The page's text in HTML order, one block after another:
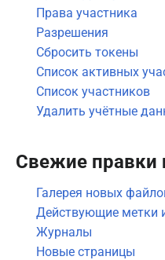
Права участника
Разрешения
Сбросить токены
Список активных
Список участников
Удалить учётные
Свежие
Галерея новых
Действующие метки
Журналы
Новые страницы